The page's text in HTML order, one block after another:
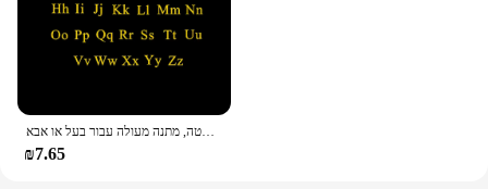
סיכת אות ראשונה אישית, סיכה סטאב, סיכת סטאב, נירוסטה, מתנה מעולה עבור בעל או אבא
₪7.65